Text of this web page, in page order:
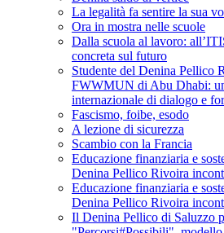
La legalità fa sentire la sua
Ora in mostra nelle scuole
Dalla scuola al lavoro:
concreta sul futuro
Studente del Denina Pellico
FWWMUN di Abu Dhabi:
internazionale di dialogo e
Fascismo, foibe, esodo
A lezione di sicurezza
Scambio con la Francia
Educazione finanziaria e
Denina Pellico Rivoira
Educazione finanziaria e
Denina Pellico Rivoira
Il Denina Pellico di Saluzzo